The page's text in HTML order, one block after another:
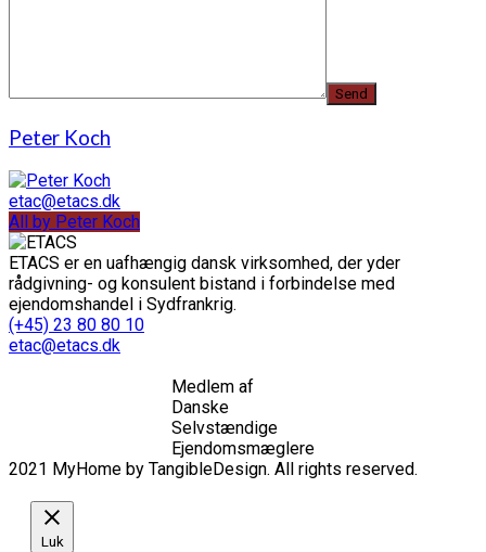
Peter Koch
etac@etacs.dk
All by Peter Koch
ETACS er en uafhængig dansk virksomhed, der yder
rådgivning- og konsulent bistand i forbindelse med
ejendomshandel i Sydfrankrig.
(+45) 23 80 80 10
etac@etacs.dk
Medlem af
Danske
Selvstændige
Ejendomsmæglere
2021 MyHome by TangibleDesign. All rights reserved.
Luk